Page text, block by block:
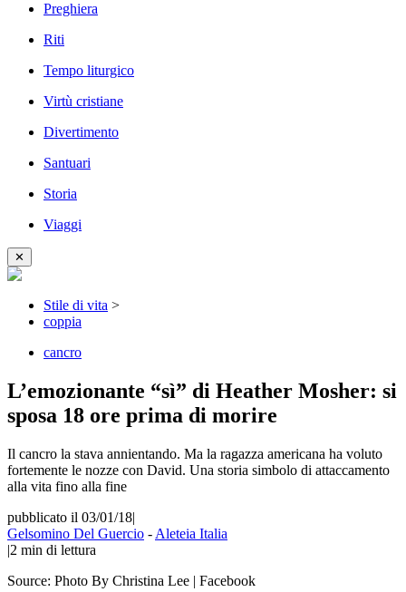
Preghiera
Riti
Tempo liturgico
Virtù cristiane
Divertimento
Santuari
Storia
Viaggi
✕
Stile di vita >
coppia
cancro
L’emozionante “sì” di Heather Mosher: si
sposa 18 ore prima di morire
Il cancro la stava annientando. Ma la ragazza americana ha voluto
fortemente le nozze con David. Una storia simbolo di attaccamento
alla vita fino alla fine
pubblicato il 03/01/18|
Gelsomino Del Guercio - Aleteia Italia
|2 min di lettura
Source: Photo By Christina Lee | Facebook